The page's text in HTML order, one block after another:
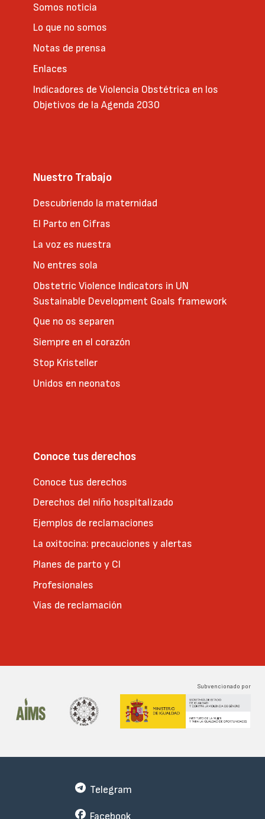
Somos noticia
Lo que no somos
Notas de prensa
Enlaces
Indicadores de Violencia Obstétrica en los
Objetivos de la Agenda 2030
Nuestro Trabajo
Descubriendo la maternidad
El Parto en Cifras
La voz es nuestra
No entres sola
Obstetric Violence Indicators in UN
Sustainable Development Goals framework
Que no os separen
Siempre en el corazón
Stop Kristeller
Unidos en neonatos
Conoce tus derechos
Conoce tus derechos
Derechos del niño hospitalizado
Ejemplos de reclamaciones
La oxitocina: precauciones y alertas
Planes de parto y CI
Profesionales
Vías de reclamación
Subvencionado por
Telegram
Facebook